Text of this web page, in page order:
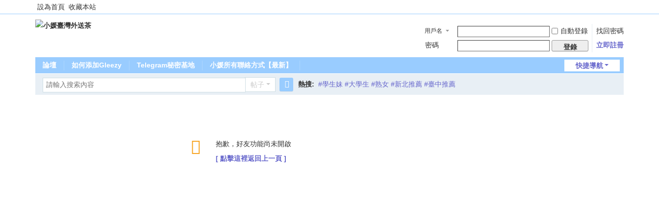
設為首頁 收藏本站
用戶名 自動登錄
找回密碼
密碼
登錄 立即註冊
快捷導航
論壇 如何添加Gleezy Telegram秘密基地 小媛所有聯絡方式【最新】
帖子 熱搜: #學生妹 #大學生 #熟女 #新北推薦 #臺中推薦
抱歉，好友功能尚未開啟
[ 點擊這裡返回上一頁 ]